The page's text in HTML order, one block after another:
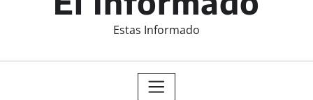
Estas Informado